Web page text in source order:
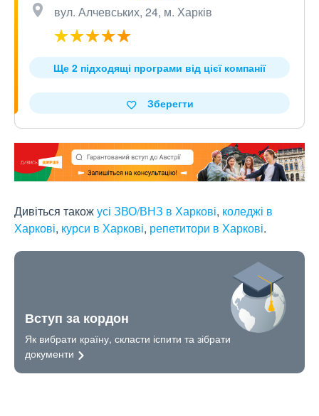
вул. Алчевських, 24, м. Харків
Ще 2 підходящі програми від цієї компанії
Зберегти
Дивіться такожусі ЗВО/ВНЗ в Харкові, коледжі в
Харкові, курси в Харкові, репетитори в Харкові.
Вступ за кордон
Як вибрати країну, скласти іспити та зібрати
документи